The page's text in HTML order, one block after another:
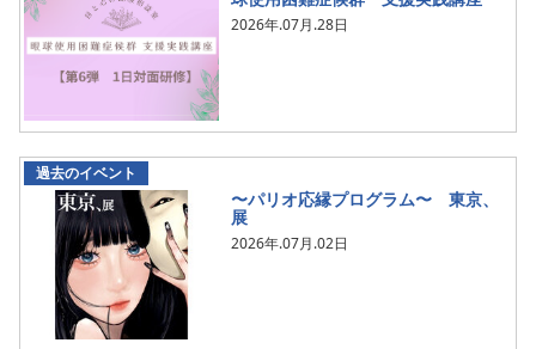
2026年.07月.28日
過去のイベント
〜パリオ応縁プログラム〜 東京、
展
2026年.07月.02日